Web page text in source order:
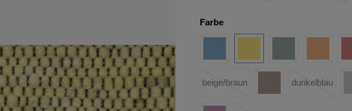
Farbe
beige/braun dunkelblau